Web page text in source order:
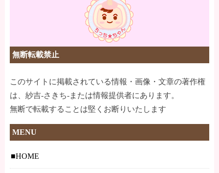
無断転載禁止
このサイトに掲載されている情報・画像・文章の著作権
は、紗吉-さきち-または情報提供者にあります。
無断で転載することは堅くお断りいたします
MENU
HOME